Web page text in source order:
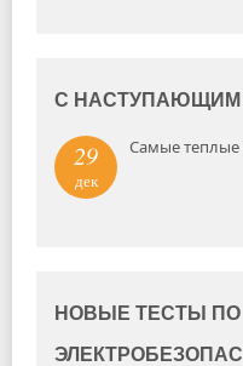
С НАСТУПАЮЩИМ
29
дек
Самые теплые
НОВЫЕ ТЕСТЫ ПО